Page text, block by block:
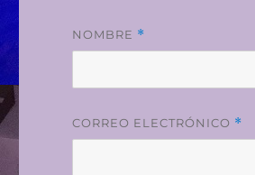
NOMBRE *
CORREO ELECTRÓNICO *